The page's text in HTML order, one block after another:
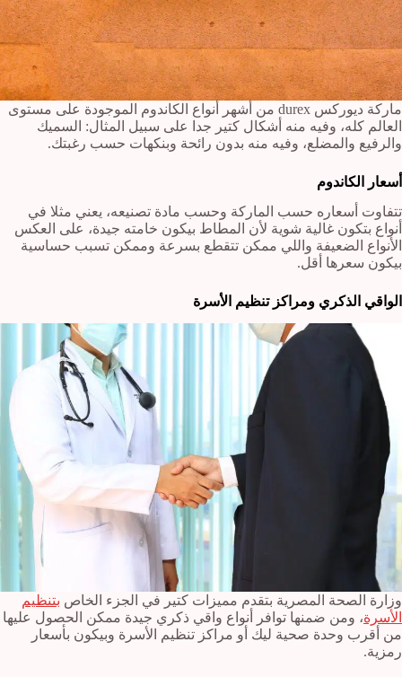
ماركة ديوركس durex من أشهر أنواع الكاندوم الموجودة على مستوى
العالم كله، وفيه منه أشكال كتير جدا على سبيل المثال: السميك
والرفيع والمضلع، وفيه منه بدون رائحة وبنكهات حسب رغبتك.
أسعار الكاندوم
تتفاوت أسعاره حسب الماركة وحسب مادة تصنيعه، يعني مثلا في
أنواع بتكون غالية شوية لأن المطاط بيكون خامته جيدة، على العكس
الأنواع الضعيفة واللي ممكن تتقطع بسرعة وممكن تسبب حساسية
بيكون سعرها أقل.
الواقي الذكري ومراكز تنظيم الأسرة
وزارة الصحة المصرية بتقدم مميزات كتير في الجزء الخاص بتنظيم
الأسرة، ومن ضمنها توافر أنواع واقي ذكري جيدة ممكن الحصول عليها
من أقرب وحدة صحية ليك أو مراكز تنظيم الأسرة وبيكون بأسعار
رمزية.